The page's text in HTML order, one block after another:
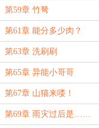
第59章 竹弩
第61章 能分多少肉？
第63章 洗刷刷
第65章 异能小哥哥
第67章 山猫来喽！
第69章 雨灾过后是……